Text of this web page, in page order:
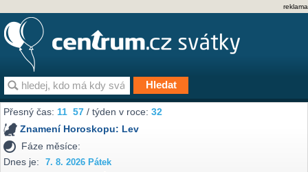
reklama
Přesný čas:11 57 / týden v roce:32
Znamení Horoskopu: Lev
Fáze měsíce:
Dnes je:
7. 8. 2026 Pátek